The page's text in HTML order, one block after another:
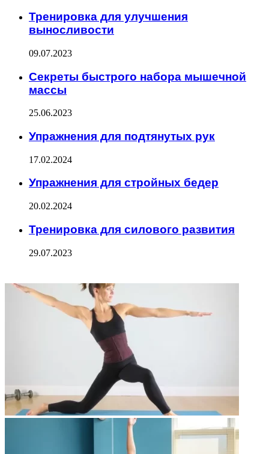
Тренировка для улучшения
выносливости
09.07.2023
Секреты быстрого набора мышечной
массы
25.06.2023
Упражнения для подтянутых рук
17.02.2024
Упражнения для стройных бедер
20.02.2024
Тренировка для силового развития
29.07.2023